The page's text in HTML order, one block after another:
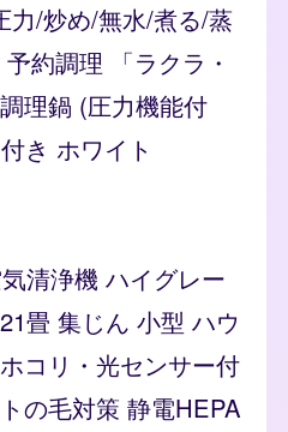
力/炒め/無水/煮る/蒸
約調理 「ラクラ・
理鍋 (圧力機能付
き ホワイト
清浄機 ハイグレー
畳 集じん 小型 ハウ
コリ・光センサー付
の毛対策 静電HEPA